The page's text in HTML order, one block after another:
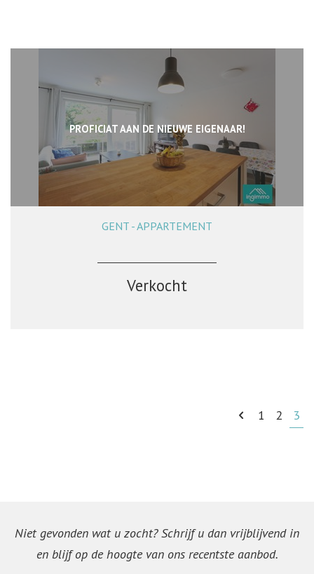
PROFICIAT AAN DE NIEUWE EIGENAAR!
54 m² 1
GENT - APPARTEMENT
Verkocht
1 2 3
Niet gevonden wat u zocht? Schrijf u dan vrijblijvend in
en blijf op de hoogte van ons recentste aanbod.